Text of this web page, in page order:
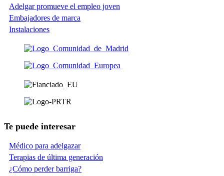
Adelgar promueve el empleo joven
Embajadores de marca
Instalaciones
Te puede interesar
Médico para adelgazar
Terapias de última generación
¿Cómo perder barriga?